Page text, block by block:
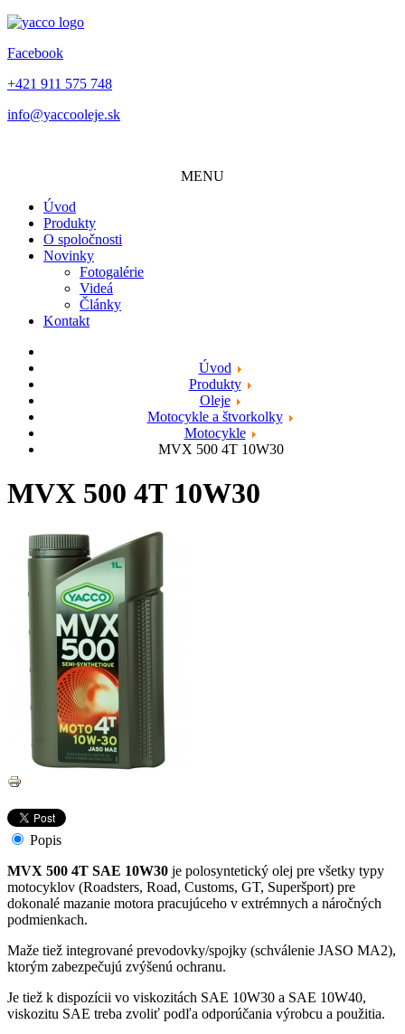
Facebook
+421 911 575 748
info@yaccooleje.sk
MENU
Úvod
Produkty
O spoločnosti
Novinky
Fotogalérie
Videá
Články
Kontakt
Úvod
Produkty
Oleje
Motocykle a štvorkolky
Motocykle
MVX 500 4T 10W30
MVX 500 4T 10W30
Popis
MVX 500 4T SAE 10W30 je polosyntetický olej pre všetky typy
motocyklov (Roadsters, Road, Customs, GT, Superšport) pre
dokonalé mazanie motora pracujúceho v extrémnych a náročných
podmienkach.
Maže tiež integrované prevodovky/spojky (schválenie JASO MA2),
ktorým zabezpečujú zvýšenú ochranu.
Je tiež k dispozícii vo viskozitách SAE 10W30 a SAE 10W40,
viskozitu SAE treba zvoliť podľa odporúčania výrobcu a použitia.